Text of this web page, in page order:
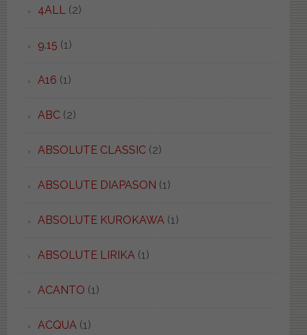
4ALL (2)
9.15 (1)
A16 (1)
ABC(2)
ABSOLUTE CLASSIC(2)
ABSOLUTE DIAPASON (1)
ABSOLUTE KUROKAWA (1)
ABSOLUTE LIRIKA (1)
ACANTO (1)
ACQUA (1)